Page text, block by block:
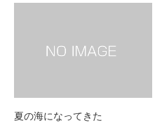
夏の海になってきた